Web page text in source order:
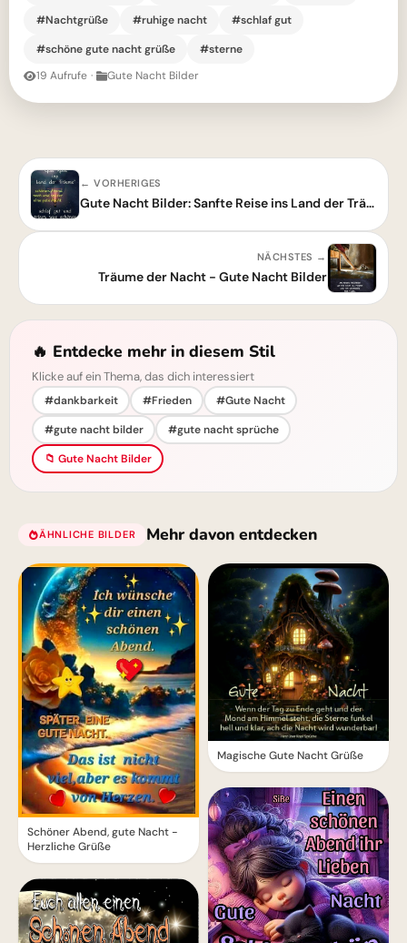
#Nachtgrüße
#ruhige nacht
#schlaf gut
#schöne gute nacht grüße
#sterne
19 Aufrufe · Gute Nacht Bilder
← VORHERIGES
Gute Nacht Bilder: Sanfte Reise ins Land der Träume – Schlaf gut!
NÄCHSTES →
Träume der Nacht - Gute Nacht Bilder
🔥 Entdecke mehr in diesem Stil
Klicke auf ein Thema, das dich interessiert
#dankbarkeit #Frieden
#Gute Nacht
#gute nacht bilder
#gute nacht sprüche
📁 Gute Nacht Bilder
ÄHNLICHE BILDER Mehr davon entdecken
Schöner Abend, gute Nacht -
Herzliche Grüße
Magische Gute Nacht Grüße